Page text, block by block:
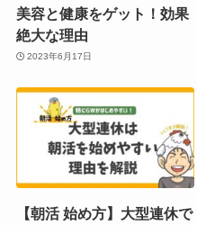
美容と健康をゲット！効果
絶大な理由
2023年6月17日
【朝活 始め方】大型連休で